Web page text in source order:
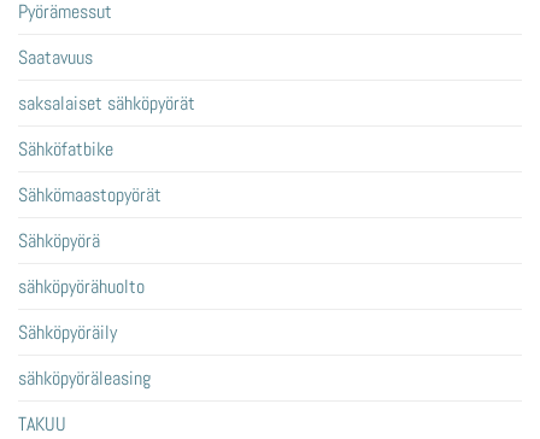
Pyörämessut
Saatavuus
saksalaiset sähköpyörät
Sähköfatbike
Sähkömaastopyörät
Sähköpyörä
sähköpyörähuolto
Sähköpyöräily
sähköpyöräleasing
TAKUU